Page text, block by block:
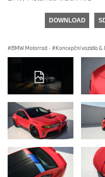
DOWNLOAD
BMW Motorrad · Koncepční vozidla &